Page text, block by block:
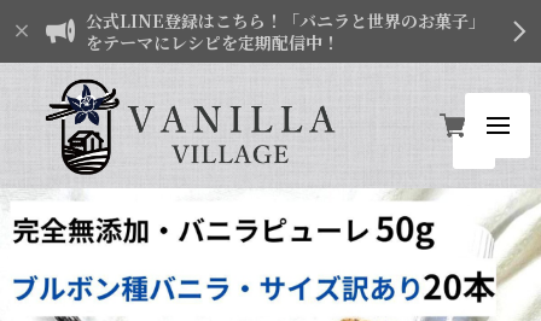
公式LINE登録はこちら！「バニラと世界のお菓子」
をテーマにレシピを定期配信中！